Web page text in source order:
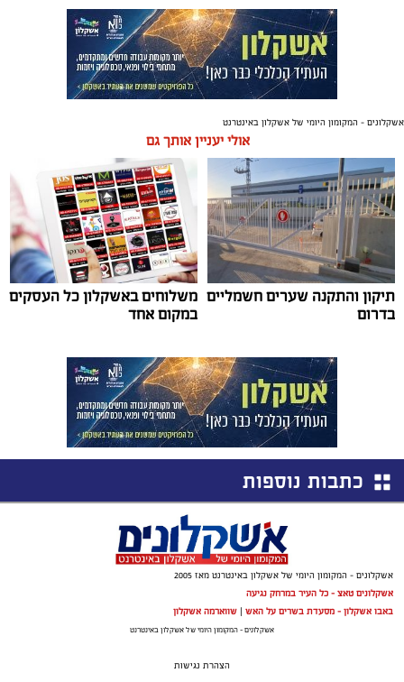
אשקלונים - המקומון היומי של אשקלון באינטרנט
אולי יעניין אותך גם
תיקון והתקנה שערים חשמליים
בדרום
משלוחים באשקלון כל העסקים
במקום אחד
כתבות נוספות
אשקלונים - המקומון היומי של אשקלון באינטרנט מאז 2005
אשקלונים טאצ - כל העיר במרחק נגיעה
באבו אשקלון - מסעדת בשרים על האש | שווארמה אשקלון
אשקלונים - המקומון היומי של אשקלון באינטרנט
הצהרת נגישות